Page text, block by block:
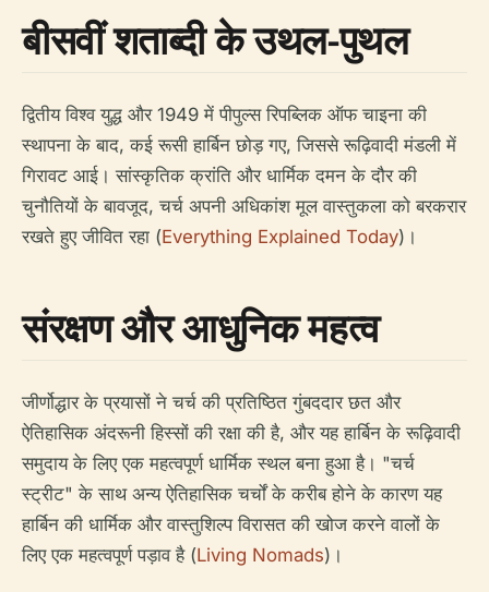
बीसवीं शताब्दी के उथल-पुथल
द्वितीय विश्व युद्ध और 1949 में पीपुल्स रिपब्लिक ऑफ चाइना की
स्थापना के बाद, कई रूसी हार्बिन छोड़ गए, जिससे रूढ़िवादी मंडली में
गिरावट आई। सांस्कृतिक क्रांति और धार्मिक दमन के दौर की
चुनौतियों के बावजूद, चर्च अपनी अधिकांश मूल वास्तुकला को बरकरार
रखते हुए जीवित रहा (Everything Explained Today)।
संरक्षण और आधुनिक महत्व
जीर्णोद्धार के प्रयासों ने चर्च की प्रतिष्ठित गुंबददार छत और
ऐतिहासिक अंदरूनी हिस्सों की रक्षा की है, और यह हार्बिन के रूढ़िवादी
समुदाय के लिए एक महत्वपूर्ण धार्मिक स्थल बना हुआ है। "चर्च
स्ट्रीट" के साथ अन्य ऐतिहासिक चर्चों के करीब होने के कारण यह
हार्बिन की धार्मिक और वास्तुशिल्प विरासत की खोज करने वालों के
लिए एक महत्वपूर्ण पड़ाव है (Living Nomads)।